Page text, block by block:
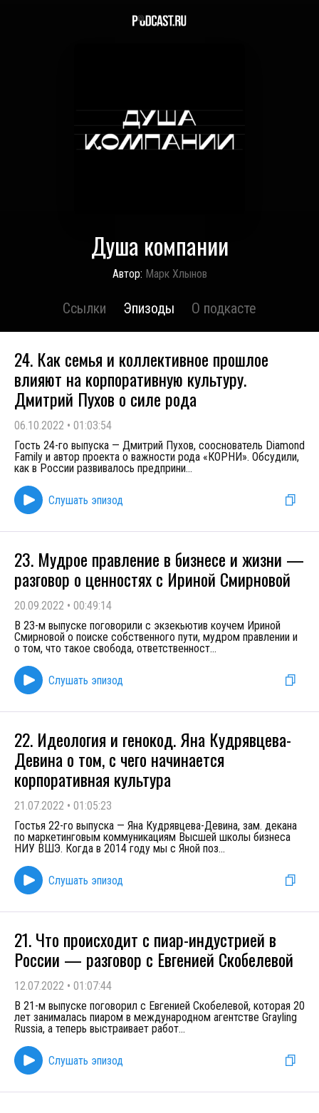
Душа компании
Автор: Марк Хлынов
Ссылки Эпизоды О подкасте
24. Как семья и коллективное прошлое
влияют на корпоративную культуру.
Дмитрий Пухов о силе рода
06.10.2022 • 01:03:54
Гость 24-го выпуска — Дмитрий Пухов, сооснователь Diamond
Family и автор проекта о важности рода «КОРНИ». Обсудили,
как в России развивалось предприни...
Слушать эпизод
23. Мудрое правление в бизнесе и жизни —
разговор о ценностях с Ириной Смирновой
20.09.2022 • 00:49:14
В 23-м выпуске поговорили с экзекьютив коучем Ириной
Смирновой о поиске собственного пути, мудром правлении и
о том, что такое свобода, ответственност...
Слушать эпизод
22. Идеология и генокод. Яна Кудрявцева-
Девина о том, с чего начинается
корпоративная культура
21.07.2022 • 01:05:23
Гостья 22-го выпуска — Яна Кудрявцева-Девина, зам. декана
по маркетинговым коммуникациям Высшей школы бизнеса
НИУ ВШЭ. Когда в 2014 году мы с Яной поз...
Слушать эпизод
21. Что происходит с пиар-индустрией в
России — разговор с Евгенией Скобелевой
12.07.2022 • 01:07:44
В 21-м выпуске поговорил с Евгенией Скобелевой, которая 20
лет занималась пиаром в международном агентстве Grayling
Russia, а теперь выстраивает работ...
Слушать эпизод